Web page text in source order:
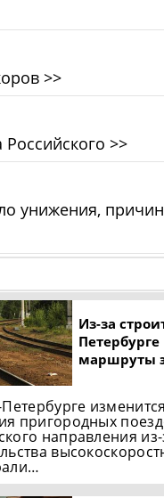
>>
>>
унижения,
Из-за
маршруты
пригородных
направления из-